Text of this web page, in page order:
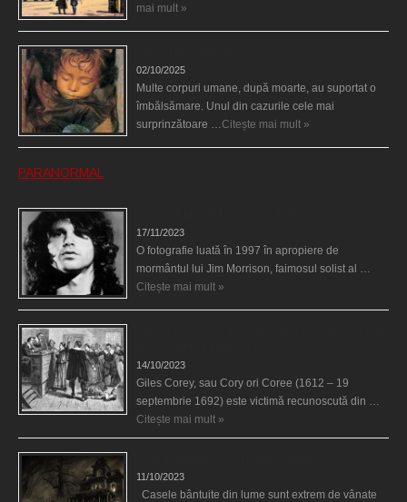
mai mult »
02/10/2025
Multe corpuri umane, după moarte, au suportat o
îmbălsămare. Unul din cazurile cele mai
surprinzătoare …Citește mai mult »
PARANORMAL
17/11/2023
O fotografie luată în 1997 în apropiere de
mormântul lui Jim Morrison, faimosul solist al …
Citește mai mult »
14/10/2023
Giles Corey, sau Cory ori Coree (1612 – 19
septembrie 1692) este victimă recunoscută din …
Citește mai mult »
11/10/2023
Casele bântuite din lume sunt extrem de vânate